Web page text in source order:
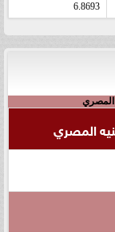
6.8693
المصري
المصري